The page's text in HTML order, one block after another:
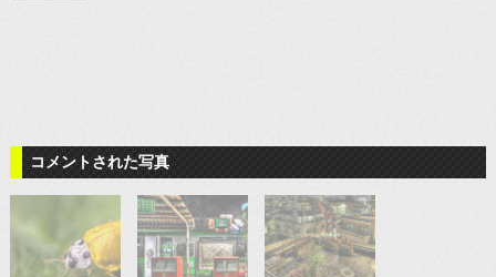
コメントされた写真